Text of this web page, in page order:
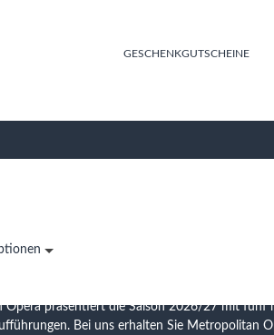
GESCHENKGUTSCHEINE
Bei uns erhalten Sie Metropolitan